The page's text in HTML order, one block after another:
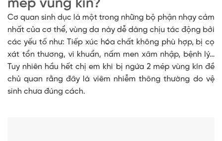
mép vùng kín?
Cơ quan sinh dục là một trong những bộ phận nhạy cảm
nhất của cơ thể, vùng da này dễ dàng chịu tác động bởi
các yếu tố như: Tiếp xúc hóa chất không phù hợp, bị cọ
xát tổn thương, vi khuẩn, nấm men xâm nhập, bệnh lý…
Tuy nhiên hầu hết chị em khi bị ngứa 2 mép vùng kín đề
chủ quan rằng đây là viêm nhiễm thông thường do vệ
sinh chưa đúng cách.